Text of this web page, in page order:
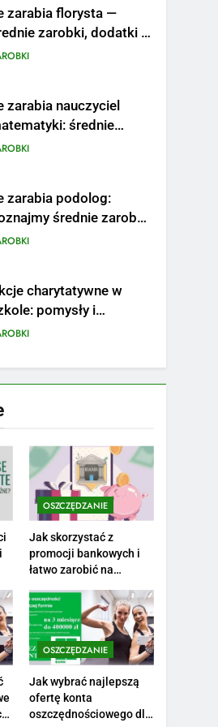
zarabia florysta —
zarobki, dodatki i
na podwyżkę
zarabia nauczyciel
średnie
dodatki i
zarabia podolog:
średnie zarobki
tym stanowisku
charytatywne w
pomysły i
które
ile to kosztuje i
zaplanować budżet
tagger — czym
opinie i zarobki
zarabia striptizer:
aktualne stawki
striptizera
zarabia psycholog
na tym
OSZCZĘDZANIE
Jak skorzystać z
promocji bankowych i
łatwo zarobić na
OSZCZĘDZANIE
Jak wybrać najlepszą
ofertę konta
oszczędnościowego dla